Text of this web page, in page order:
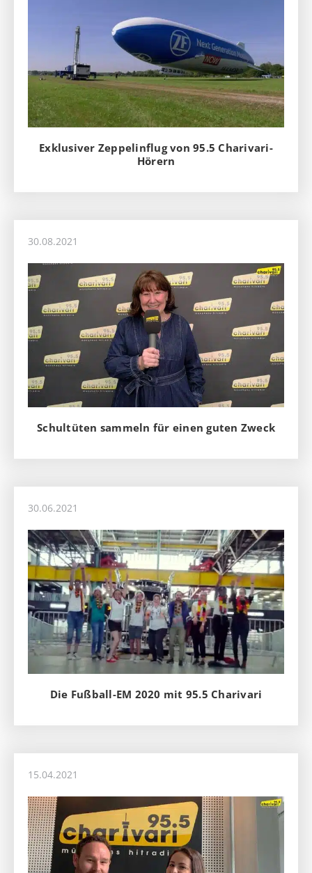
Exklusiver Zeppelinflug von 95.5 Charivari-
Hörern
30.08.2021
Schultüten sammeln für einen guten Zweck
30.06.2021
Die Fußball-EM 2020 mit 95.5 Charivari
15.04.2021